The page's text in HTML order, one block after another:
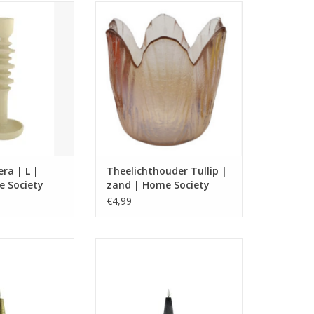
16 x 7 x 7
is alleen
de S/L diner
Society.
WINKELWAGEN
| L |
Society
in 2 kleuren
Materiaal: Glas
afmetingen (cm): 7,5 x 8 x 8
TOEVOEGEN AAN WINKELWAGEN
Theelichthouder Tullip |
zand | Home Society
€4,99